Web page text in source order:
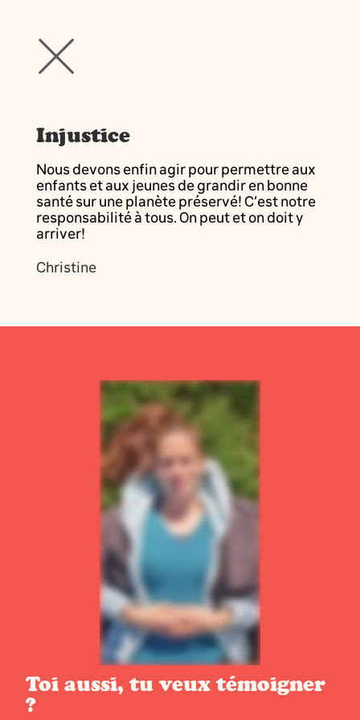
Injustice
Nous devons enfin agir pour permettre aux
enfants et aux jeunes de grandir en bonne
santé sur une planète préservé! C’est notre
responsabilité à tous. On peut et on doit y
arriver!
Christine
Toi aussi, tu veux témoigner
?